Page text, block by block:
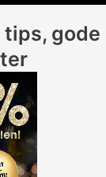
gode